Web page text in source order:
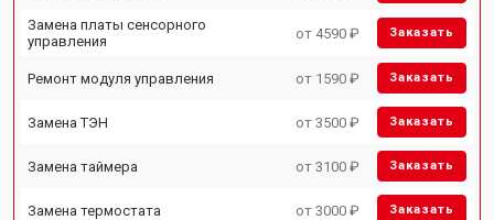
Замена платы сенсорного
управления
от 4590 ₽ Заказать
Ремонт модуля управления от 1590 ₽ Заказать
Замена ТЭН от 3500 ₽ Заказать
Замена таймера от 3100 ₽ Заказать
Замена термостата от 3000 ₽ Заказать